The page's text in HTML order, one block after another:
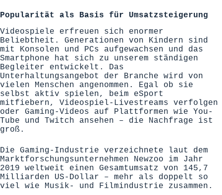
Popularität als Basis für Umsatzsteigerung
Videospiele erfreuen sich enormer
Beliebtheit. Generationen von Kindern sind
mit Konsolen und PCs aufgewachsen und das
Smartphone hat sich zu unserem ständigen
Begleiter entwickelt. Das
Unterhaltungsangebot der Branche wird von
vielen Menschen angenommen. Egal ob sie
selbst aktiv spielen, beim eSport
mitfiebern, Videospiel-Livestreams verfolgen
oder Gaming-Videos auf Plattformen wie You-
Tube und Twitch ansehen – die Nachfrage ist
groß.
Die Gaming-Industrie verzeichnete laut dem
Marktforschungsunternehmen Newzoo im Jahr
2019 weltweit einen Gesamtumsatz von 145,7
Milliarden US-Dollar – mehr als doppelt so
viel wie Musik- und Filmindustrie zusammen.